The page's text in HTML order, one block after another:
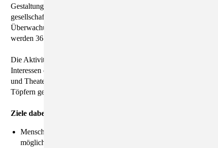
Gestaltung sozialer Beziehungen und der Teilhabe am
gesellschaftlichen Leben sowie der kontinuierlichen
Überwachung des Gesundheitszustandes. Die Leistungen
werden 365 Tage 24 Stunden erbracht.
Die Aktivitäten der Freizeitgestaltung richten wir nach den
Interessen der Bewohner-/innen aus: Aquajogging, Malen, Tanz
und Theater, Band, Basteln, Tischtennis, Musik, Fußball,
Töpfern gehören zu regelmäßigen Angeboten.
Ziele dabei sind:
Menschen mit einer geistigen Behinderung zu befähigen,
möglichst selbstständig und umfassend am Leben in der